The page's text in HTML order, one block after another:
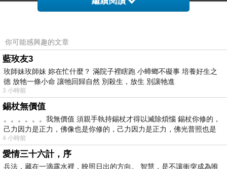
你可能感興趣的文章
藍玫友3
玫師妹玫師妹 妳在忙什麼？ 滿院子裡瞎跑 小蟑螂不礙事 培養好生之
德 放牠一條小命 讓牠回歸自然 別殺生，放生 別讓牠進
3 小時前
錫杖無價值
。。。。。。我無價值 須親手執持錫杖才得以滅除煩惱 錫杖你修的，
己力因力是正力，佛像也是你修的，己力因力是正力，佛光普照也是
4 小時前
愛情三十六計，序
兵法，藏在一滴露水裡，映照日出的方向。 智慧，是不讓衝突成為唯